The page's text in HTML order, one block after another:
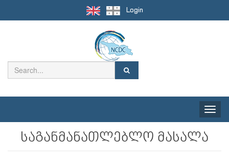
Login
Toggle
საგანმანათლებლო მასალა